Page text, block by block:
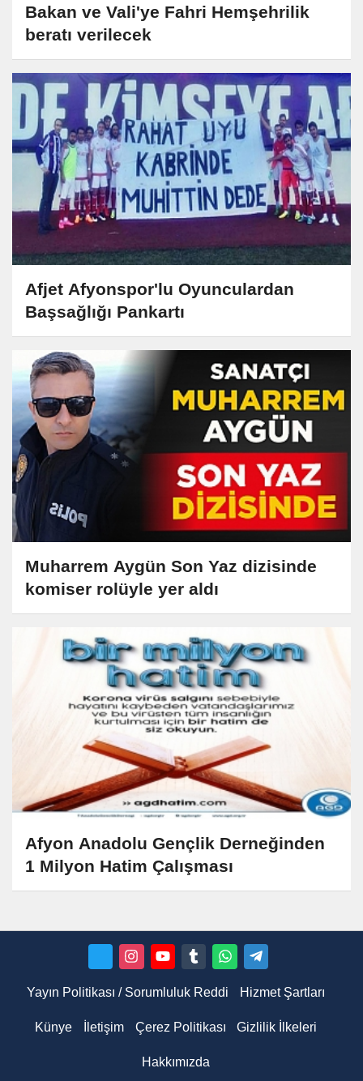
Bakan ve Vali'ye Fahri Hemşehrilik
beratı verilecek
Afjet Afyonspor'lu Oyunculardan
Başsağlığı Pankartı
Muharrem Aygün Son Yaz dizisinde
komiser rolüyle yer aldı
Afyon Anadolu Gençlik Derneğinden
1 Milyon Hatim Çalışması
Yayın Politikası / Sorumluluk Reddi Hizmet Şartları
Künye İletişim Çerez Politikası Gizlilik İlkeleri
Hakkımızda